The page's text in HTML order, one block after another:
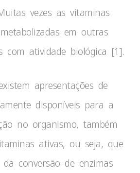
vezes as vitaminas
em outras
com atividade biológica [1].
apresentações de
disponíveis para a
no organismo, também
ativas, ou seja, que
conversão de enzimas